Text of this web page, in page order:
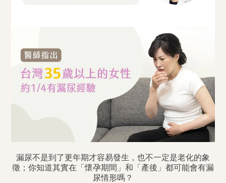
漏尿不是到了更年期才容易發生，也不一定是老化的象
徵；你知道其實在「懷孕期間」和「產後」都可能會有漏
尿情形嗎？